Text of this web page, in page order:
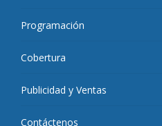
Programación
Cobertura
Publicidad y Ventas
Contáctenos